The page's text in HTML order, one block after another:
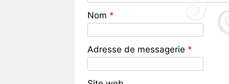
Nom *
Adresse de messagerie *